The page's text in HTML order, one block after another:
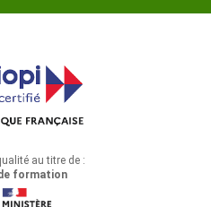
au titre de :
formation